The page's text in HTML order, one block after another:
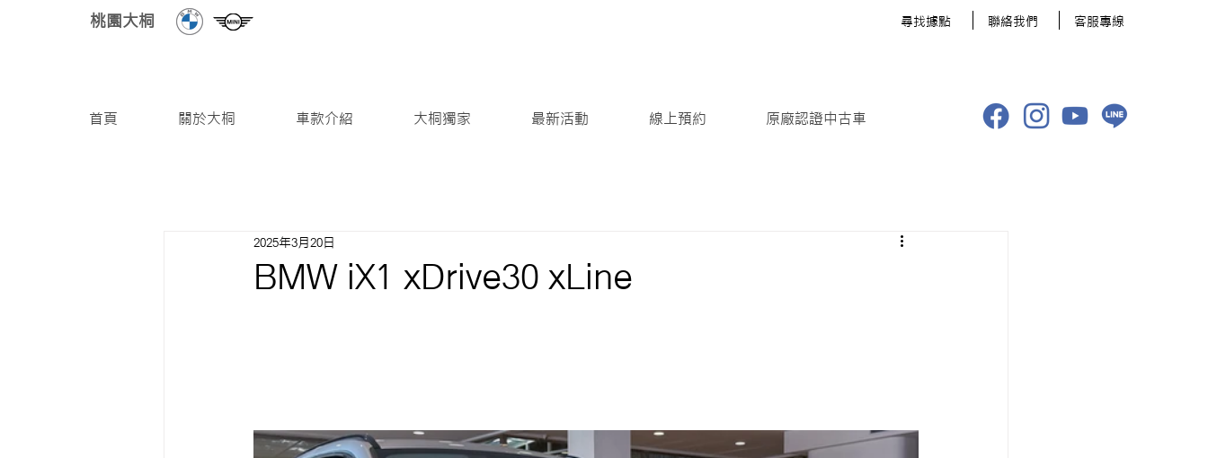
桃園大桐 ​尋找據點 聯絡我們 客服專線
首頁 關於大桐 車款介紹 大桐獨家 最新活動 線上預約 原廠認證中古車
BMW iX1 xDrive30 xLine
2025年3月20日